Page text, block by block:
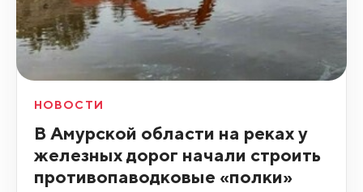
НОВОСТИ
В Амурской области на реках у
железных дорог начали строить
противопаводковые «полки»